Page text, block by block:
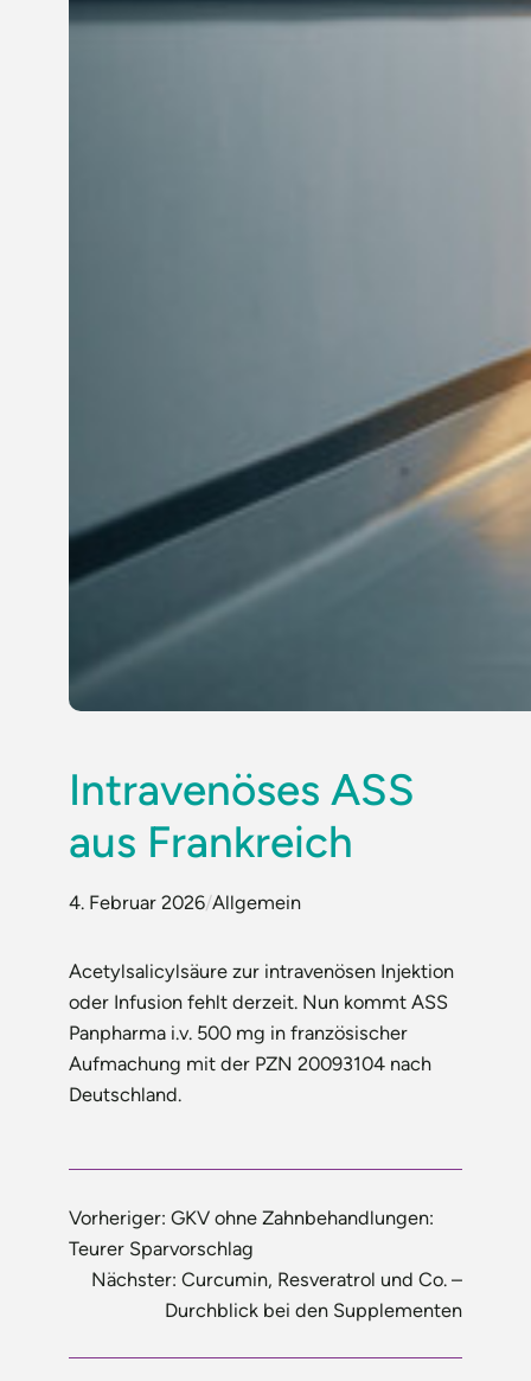
Intravenöses ASS
aus Frankreich
4. Februar 2026/Allgemein
Acetylsalicylsäure zur intravenösen Injektion
oder Infusion fehlt derzeit. Nun kommt ASS
Panpharma i.v. 500 mg in französischer
Aufmachung mit der PZN 20093104 nach
Deutschland.
Vorheriger: GKV ohne Zahnbehandlungen:
Teurer Sparvorschlag
Nächster: Curcumin, Resveratrol und Co. –
Durchblick bei den Supplementen